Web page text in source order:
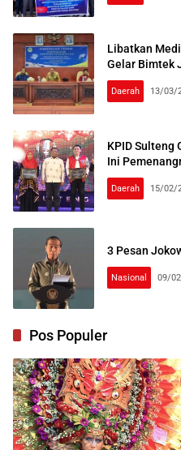
Libatkan
Gelar Bimtek
Daerah 13/03/
KPID Sulteng
Ini
Daerah 15/02/
3 Pesan
Nasional 09/
Pos Populer